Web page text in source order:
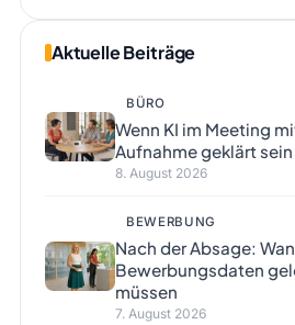
Aktuelle Beiträge
BÜRO
Wenn KI im Meeting
Aufnahme geklärt sein
8. August 2026
BEWERBUNG
Nach der Absage:
Bewerbungsdaten
müssen
7. August 2026